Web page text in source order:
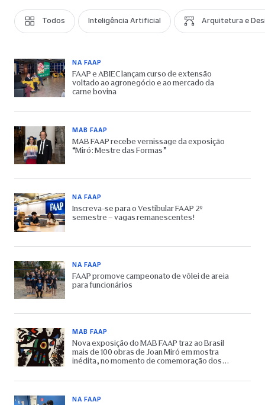
Todos Inteligência Artificial Arquitetura e
NA FAAP
FAAP e ABIEC lançam curso de extensão
voltado ao agronegócio e ao mercado da
carne bovina
MAB FAAP
MAB FAAP recebe vernissage da exposição
“Miró: Mestre das Formas”
NA FAAP
Inscreva-se para o Vestibular FAAP 2º
semestre – vagas remanescentes!
NA FAAP
FAAP promove campeonato de vôlei de areia
para funcionários
MAB FAAP
Nova exposição do MAB FAAP traz ao Brasil
mais de 100 obras de Joan Miró em mostra
inédita, no momento de comemoração dos
NA FAAP